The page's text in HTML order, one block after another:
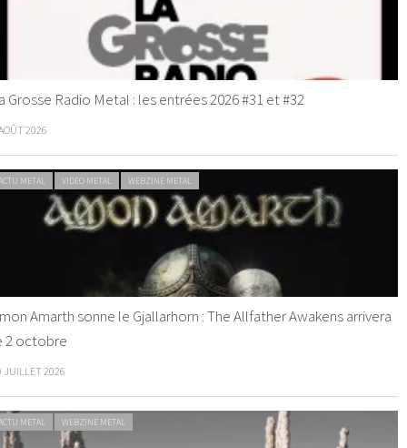
Grosse Radio Metal : les entrées 2026 #31 et #32
2026
METAL VIDEO METAL WEBZINE METAL
Amarth sonne le Gjallarhorn : The Allfather Awakens arrivera
2 octobre
JUILLET 2026
METAL WEBZINE METAL